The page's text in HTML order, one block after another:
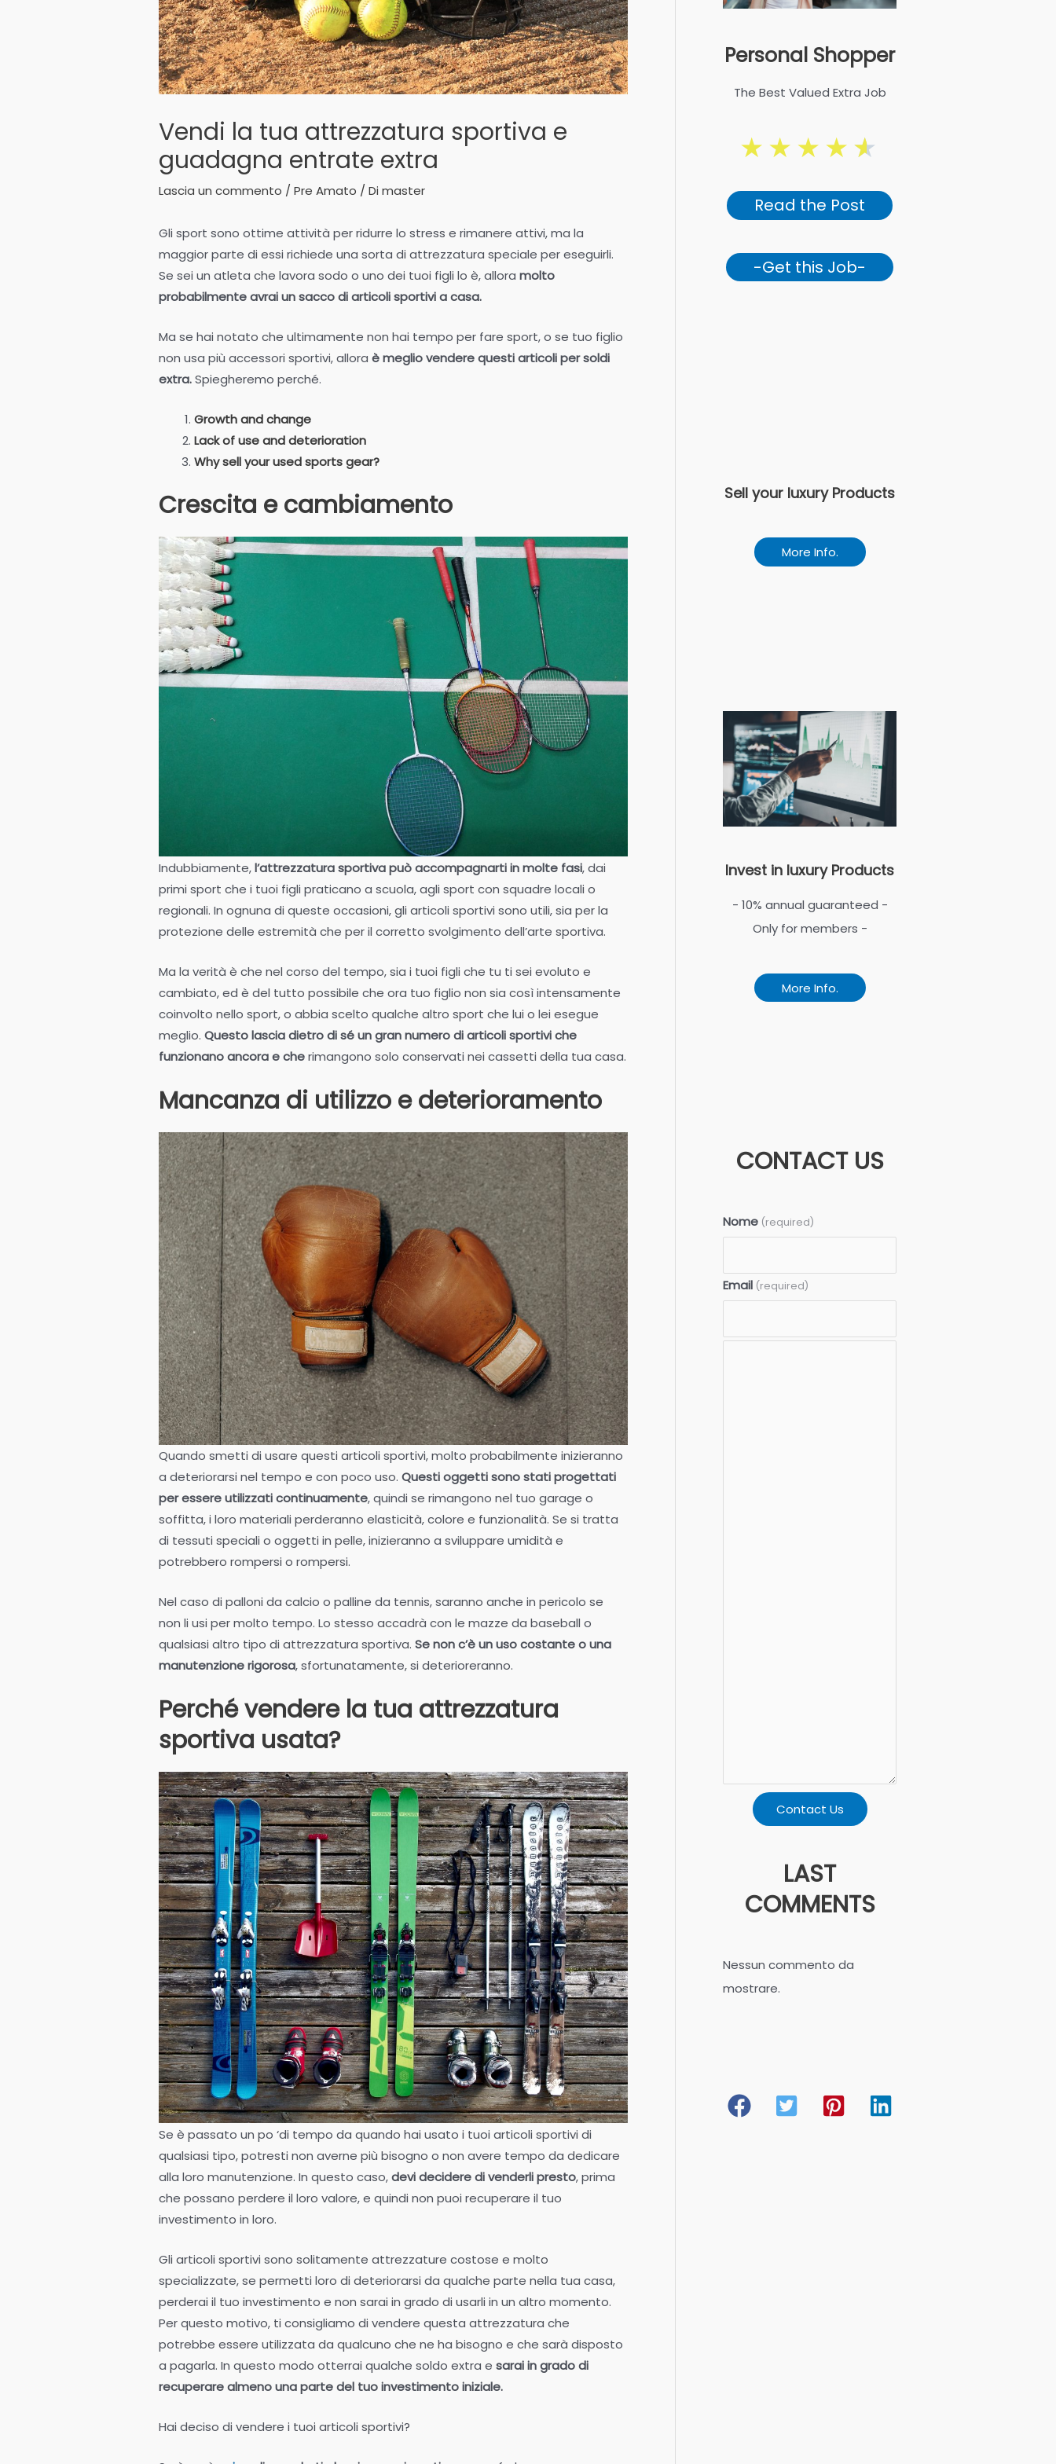
Vendi la tua attrezzatura sportiva e
guadagna entrate extra
Lascia un commento / Pre Amato / Di master
Gli sport sono ottime attività per ridurre lo stress e rimanere attivi, ma la
maggior parte di essi richiede una sorta di attrezzatura speciale per eseguirli.
Se sei un atleta che lavora sodo o uno dei tuoi figli lo è, allora molto
probabilmente avrai un sacco di articoli sportivi a casa.
Ma se hai notato che ultimamente non hai tempo per fare sport, o se tuo figlio
non usa più accessori sportivi, allora è meglio vendere questi articoli per soldi
extra.Spiegheremo perché.
Growth and change
Lack of use and deterioration
Why sell your used sports gear?
Crescita e cambiamento
Indubbiamente,l’attrezzatura sportiva può accompagnarti in molte fasi, dai
primi sport che i tuoi figli praticano a scuola, agli sport con squadre locali o
regionali. In ognuna di queste occasioni, gli articoli sportivi sono utili, sia per la
protezione delle estremità che per il corretto svolgimento dell’arte sportiva.
Ma la verità è che nel corso del tempo, sia i tuoi figli che tu ti sei evoluto e
cambiato, ed è del tutto possibile che ora tuo figlio non sia così intensamente
coinvolto nello sport, o abbia scelto qualche altro sport che lui o lei esegue
meglio. Questo lascia dietro di sé un gran numero di articoli sportivi che
funzionano ancora e cherimangono solo conservati nei cassetti della tua casa.
Mancanza di utilizzo e deterioramento
Quando smetti di usare questi articoli sportivi, molto probabilmente inizieranno
a deteriorarsi nel tempo e con poco uso. Questi oggetti sono stati progettati
per essere utilizzati continuamente, quindi se rimangono nel tuo garage o
soffitta, i loro materiali perderanno elasticità, colore e funzionalità. Se si tratta
di tessuti speciali o oggetti in pelle, inizieranno a sviluppare umidità e
potrebbero rompersi o rompersi.
Nel caso di palloni da calcio o palline da tennis, saranno anche in pericolo se
non li usi per molto tempo. Lo stesso accadrà con le mazze da baseball o
qualsiasi altro tipo di attrezzatura sportiva. Se non c’è un uso costante o una
manutenzione rigorosa, sfortunatamente, si deterioreranno.
Perché vendere la tua attrezzatura
sportiva usata?
Se è passato un po ‘di tempo da quando hai usato i tuoi articoli sportivi di
qualsiasi tipo, potresti non averne più bisogno o non avere tempo da dedicare
alla loro manutenzione. In questo caso,devi decidere di venderli presto, prima
che possano perdere il loro valore, e quindi non puoi recuperare il tuo
investimento in loro.
Gli articoli sportivi sono solitamente attrezzature costose e molto
specializzate, se permetti loro di deteriorarsi da qualche parte nella tua casa,
perderai il tuo investimento e non sarai in grado di usarli in un altro momento.
Per questo motivo, ti consigliamo di vendere questa attrezzatura che
potrebbe essere utilizzata da qualcuno che ne ha bisogno e che sarà disposto
a pagarla. In questo modo otterrai qualche soldo extra e sarai in grado di
recuperare almeno una parte del tuo investimento iniziale.
Hai deciso di vendere i tuoi articoli sportivi?
Personal Shopper
The Best Valued Extra Job
★★★★★
Read the Post
-Get this Job-
Sell your luxury Products
More Info.
Invest in luxury Products
- 10% annual guaranteed -
Only for members -
More Info.
CONTACT US
Nome (required)
Email (required)
Contact Us
LAST
COMMENTS
Nessun commento da
mostrare.